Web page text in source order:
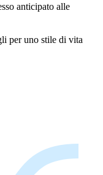
anticipato alle
per uno stile di vita